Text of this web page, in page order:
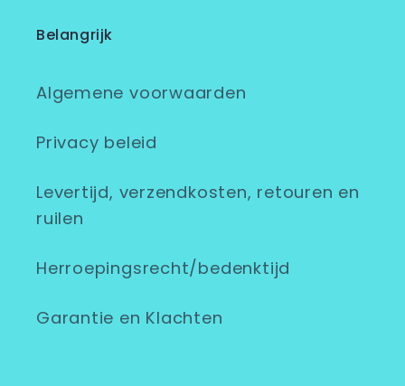
Belangrijk
Algemene voorwaarden
Privacy beleid
Levertijd, verzendkosten, retouren en
ruilen
Herroepingsrecht/bedenktijd
Garantie en Klachten